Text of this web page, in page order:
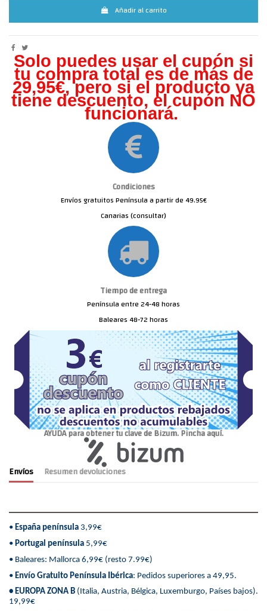
Añadir al carrito
Solo puedes usar el cupón si
tu compra total es de más de
29,95€, pero si el producto ya
tiene descuento, el cupón NO
funcionará.
Condiciones
Envíos gratuitos Península a partir de 49.95€
Canarias (consultar)
Tiempo de entrega
Península entre 24-48 horas
Baleares 48-72 horas
AYUDA para obtener tu clave de Bizum. Pincha aquí.
Envíos Resumen devoluciones
• España península 3,99€
• Portugal península 5,99€
• Baleares: Mallorca 6,99€ (resto 7.99€)
• Envío Gratuito Península Ibérica: Pedidos superiores a 49,95.
• EUROPA ZONA B (Italia, Austria, Bélgica, Luxemburgo, Países bajos).
19,99€